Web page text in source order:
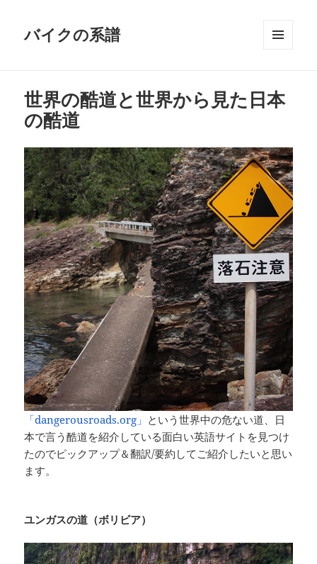
バイクの系譜
ット
世界の酷道と世界から見た日本
の酷道
「dangerousroads.org」 という世界中の危ない道、日
本で言う酷道を紹介している面白い英語サイトを見つけ
たのでピックアップ＆翻訳/要約してご紹介したいと思い
ます。
ユンガスの道（ボリビア）